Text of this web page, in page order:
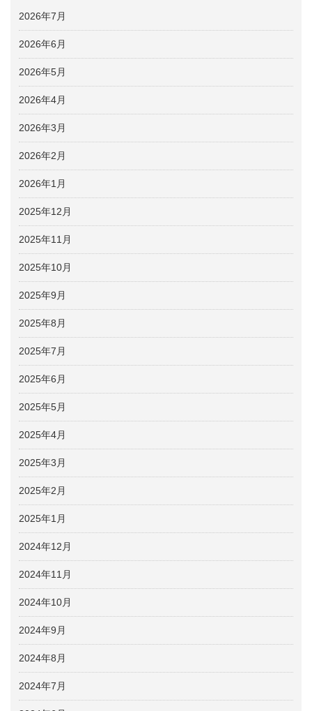
2026年7月
2026年6月
2026年5月
2026年4月
2026年3月
2026年2月
2026年1月
2025年12月
2025年11月
2025年10月
2025年9月
2025年8月
2025年7月
2025年6月
2025年5月
2025年4月
2025年3月
2025年2月
2025年1月
2024年12月
2024年11月
2024年10月
2024年9月
2024年8月
2024年7月